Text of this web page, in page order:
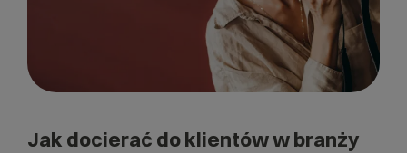
Jak docierać do klientów w branży